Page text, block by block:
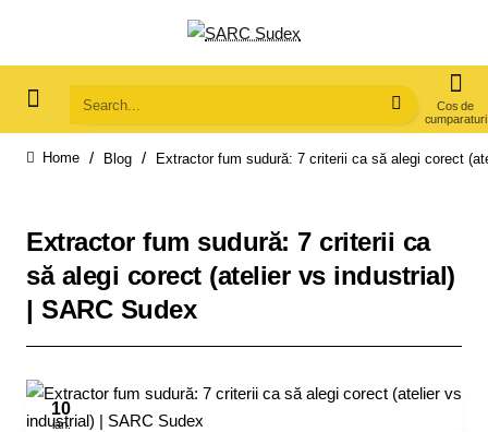
Search...
Blog Extractor fum sudură: 7 criterii ca să alegi corect
Extractor fum sudură: 7 criterii ca
să alegi corect (atelier vs industrial)
| SARC Sudex
10
ian.